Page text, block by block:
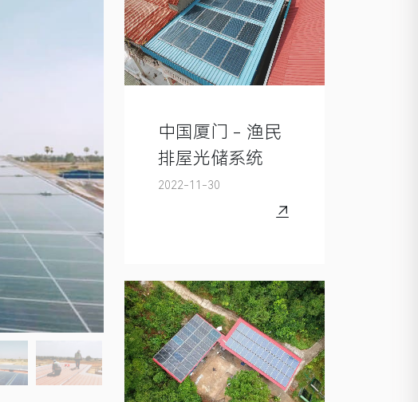
中国厦门 - 渔民
排屋光储系统
2022-11-30